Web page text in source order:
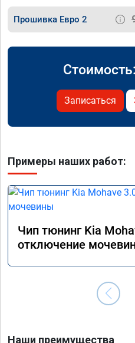
Прошивка Евро 2
Записаться
Примеры наших работ:
Чип тюнинг Kia
отключение
Наши преимущества